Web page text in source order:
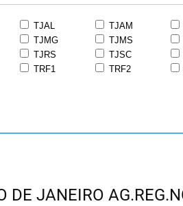
TJAL TJAM
TJMG TJMS
TJRS TJSC
TRF1 TRF2
JANEIRO